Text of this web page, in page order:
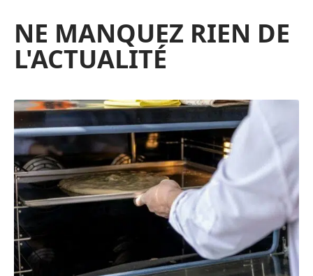
NE MANQUEZ RIEN DE
L'ACTUALITÉ